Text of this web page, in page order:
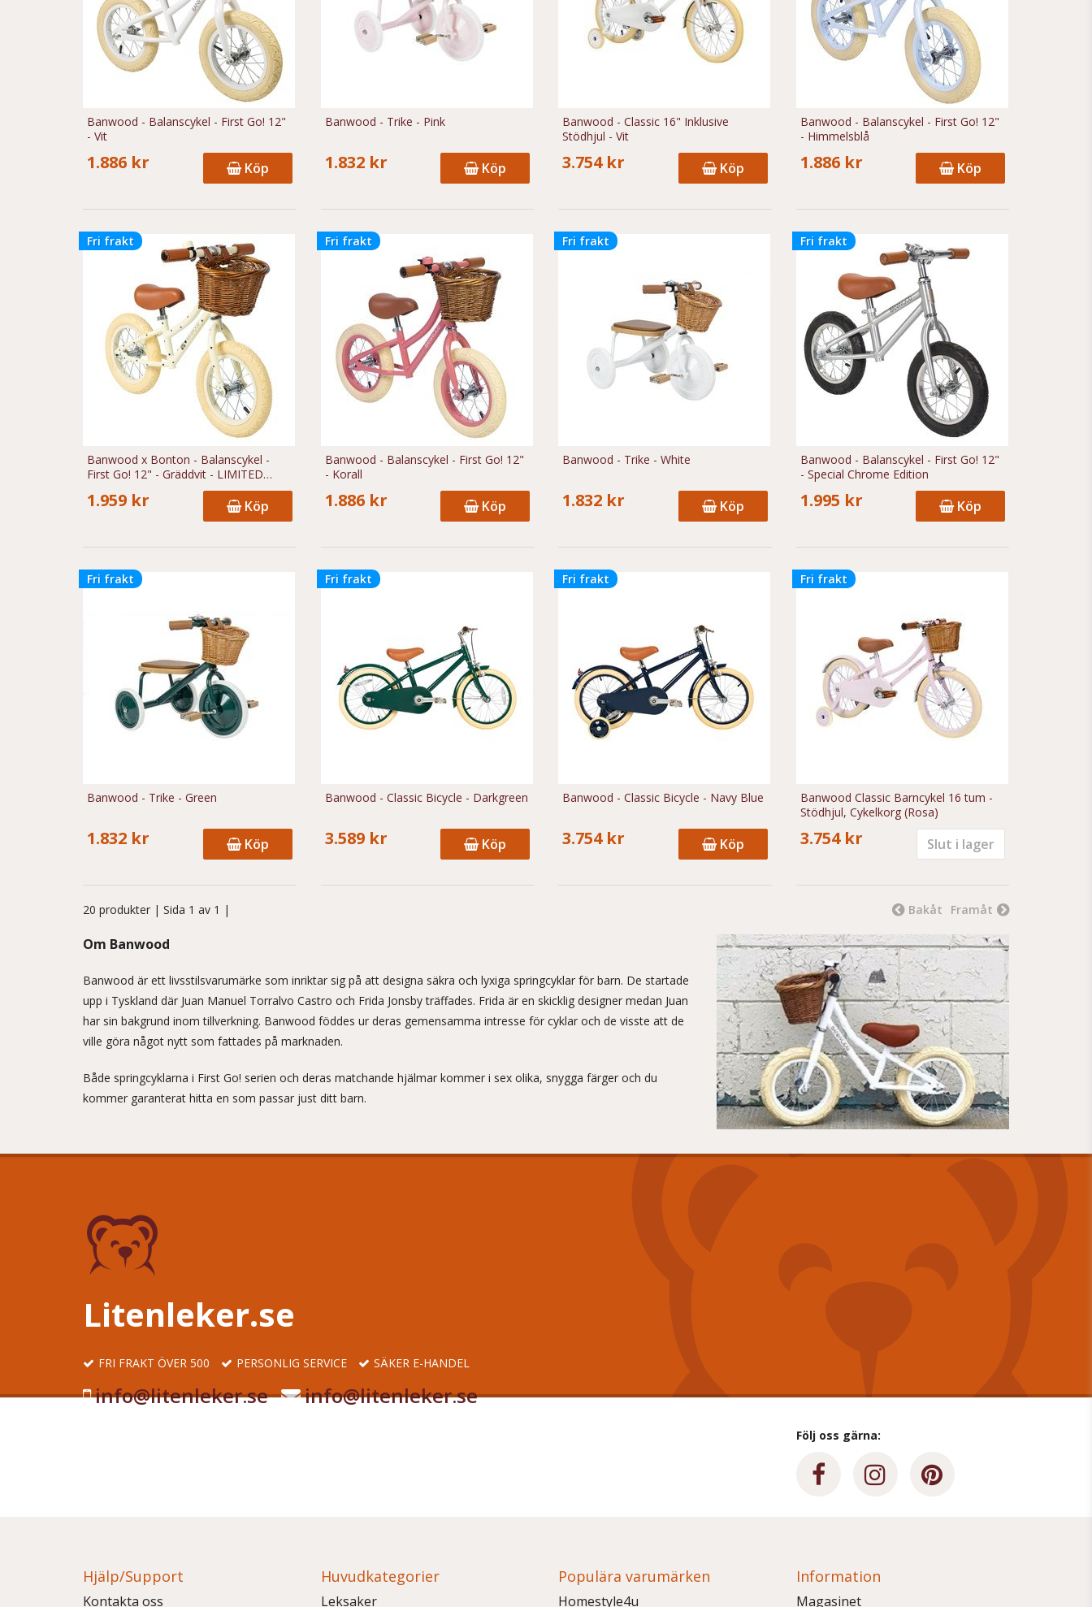
Banwood - Balanscykel - First Go! 12"
- Vit
1.886 kr Köp
Banwood - Trike - Pink
1.832 kr Köp
Banwood - Classic 16" Inklusive
Stödhjul - Vit
3.754 kr Köp
Banwood - Balanscykel - First Go! 12"
- Himmelsblå
1.886 kr Köp
Fri frakt
Banwood x Bonton - Balanscykel -
First Go! 12" - Gräddvit - LIMITED
1.959 kr Köp
Fri frakt
Banwood - Balanscykel - First Go! 12"
- Korall
1.886 kr Köp
Fri frakt
Banwood - Trike - White
1.832 kr Köp
Fri frakt
Banwood - Balanscykel - First Go! 12"
- Special Chrome Edition
1.995 kr Köp
Fri frakt
Banwood - Trike - Green
1.832 kr Köp
Fri frakt
Banwood - Classic Bicycle - Darkgreen
3.589 kr Köp
Fri frakt
Banwood - Classic Bicycle - Navy Blue
3.754 kr Köp
Fri frakt
Banwood Classic Barncykel 16 tum -
Stödhjul, Cykelkorg (Rosa)
3.754 kr Slut i lager
20 produkter | Sida 1 av 1 | Framåt
Bakåt
Om Banwood
Banwood är ett livsstilsvarumärke som inriktar sig på att designa säkra och lyxiga springcyklar för barn. De startade
upp i Tyskland där Juan Manuel Torralvo Castro och Frida Jonsby träffades. Frida är en skicklig designer medan Juan
har sin bakgrund inom tillverkning. Banwood föddes ur deras gemensamma intresse för cyklar och de visste att de
ville göra något nytt som fattades på marknaden.
Både springcyklarna i First Go! serien och deras matchande hjälmar kommer i sex olika, snygga färger och du
kommer garanterat hitta en som passar just ditt barn.
Litenleker.se
FRI FRAKT ÖVER 500 PERSONLIG SERVICE SÄKER E-HANDEL
info@litenleker.se info@litenleker.se
Följ oss gärna:
Hjälp/Support
Kontakta oss
Huvudkategorier
Leksaker
Populära varumärken
Homestyle4u
Information
Magasinet